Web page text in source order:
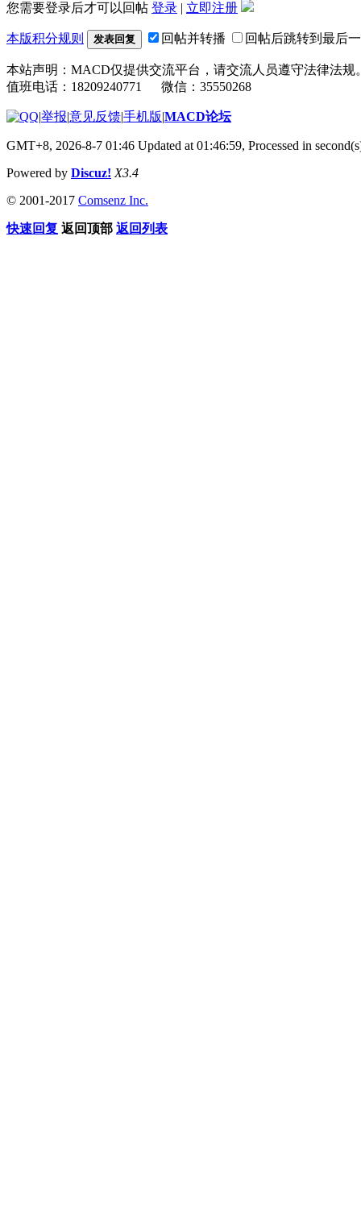
您需要登录后才可以回帖 登录 | 立即注册
本版积分规则 发表回复 回帖并转播 回帖后跳转到最后
本站声明：MACD仅提供交流平台，请交流人员遵守法律法规
值班电话：18209240771 微信：35550268
|举报|意见反馈|手机版|MACD论坛
GMT+8, 2026-8-7 01:46 Updated at 01:46:59, Processed in
Powered by Discuz! X3.4
© 2001-2017 Comsenz Inc.
快速回复 返回顶部 返回列表